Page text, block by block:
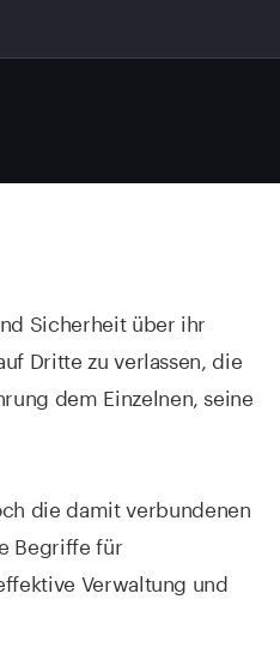
Sicherheit über ihr
Dritte zu verlassen, die
dem Einzelnen, seine
die damit verbundenen
Begriffe für
Verwaltung und